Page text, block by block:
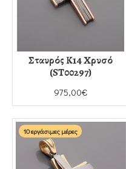
Σταυρός Κ14 Χρυσό
(ST00297)
975,00€
10 εργάσιμες μέρες